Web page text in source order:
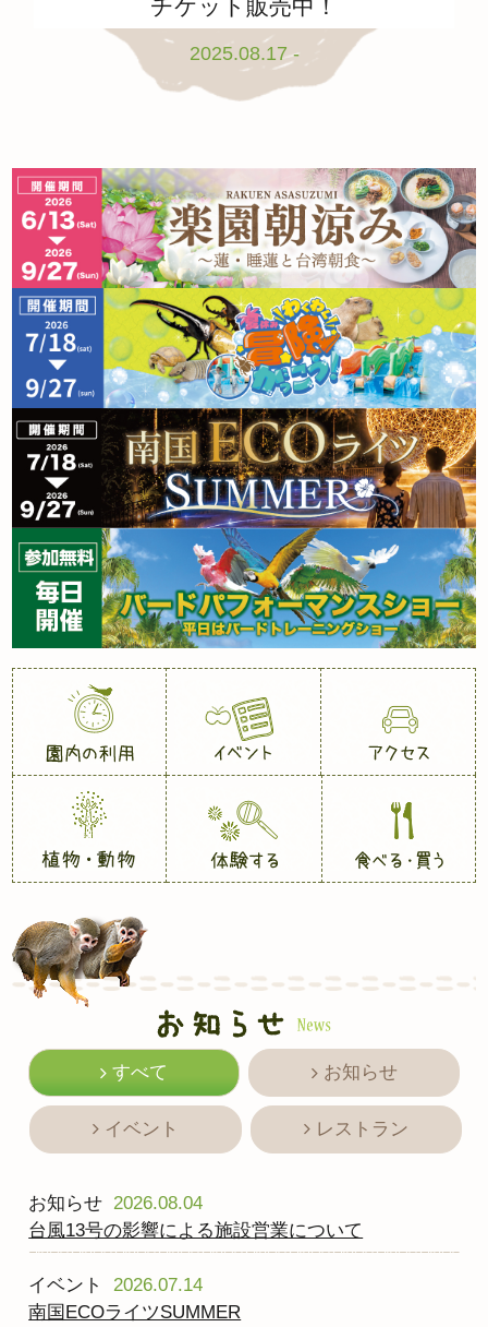
チケット販売中！
2025.08.17 -
すべて お知らせ
イベント レストラン
お知らせ 2026.08.04
台風13号の影響による施設営業について
イベント
2026.07.14
南国ECOライツSUMMER